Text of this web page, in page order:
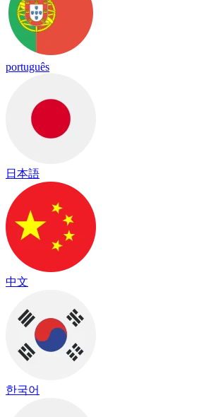
português
日本語
中文
한국어